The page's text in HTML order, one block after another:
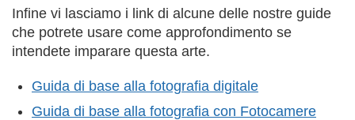
Infine vi lasciamo i link di alcune delle nostre guide
che potrete usare come approfondimento se
intendete imparare questa arte.
Guida di base alla fotografia digitale
Guida di base alla fotografia con Fotocamere